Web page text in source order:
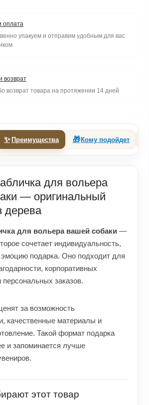
оплата
упакуем и отправим удобным для вас
возврат
возврат товара на протяжении 14 дней
✨ Преимущества 🎁Кому подойдет
для вольера
— оригинальный
дерева
для вольера вашей собаки —
сочетает индивидуальность,
эмоцию подарка. Оно подходит для
корпоративных
персональных заказов.
за возможность
качественные материалы и
Такой формат подарка
и запоминается лучше
этот товар